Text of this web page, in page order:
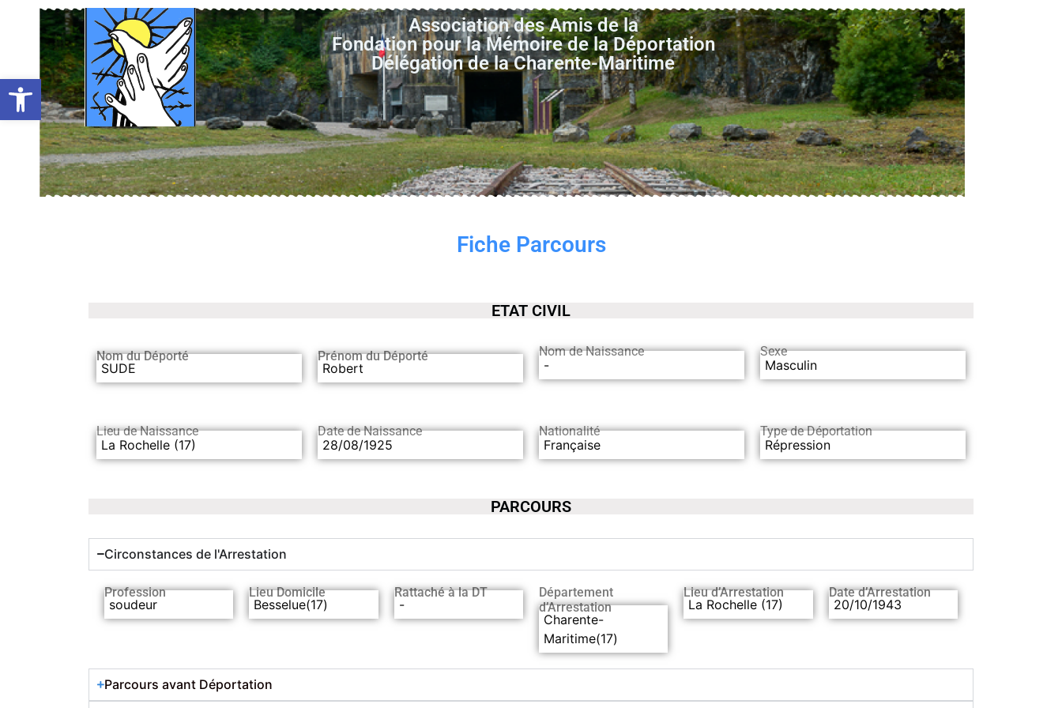
Ouvrir la barre d’outils
Association des Amis de la
Fondation pour la Mémoire de la Déportation
Délégation de la Charente-Maritime
Fiche Parcours
ETAT CIVIL
Nom du Déporté
SUDE
Prénom du Déporté
Robert
Nom de Naissance
-
Sexe
Masculin
Lieu de Naissance
La Rochelle (17)
Date de Naissance
28/08/1925
Nationalité
Française
Type de Déportation
Répression
PARCOURS
Circonstances de l'Arrestation
Profession
soudeur
Lieu Domicile
Besselue(17)
Rattaché à la DT
-
Département
d’Arrestation
Charente-
Maritime(17)
Lieu d’Arrestation
La Rochelle (17)
Date d’Arrestation
20/10/1943
Parcours avant Déportation